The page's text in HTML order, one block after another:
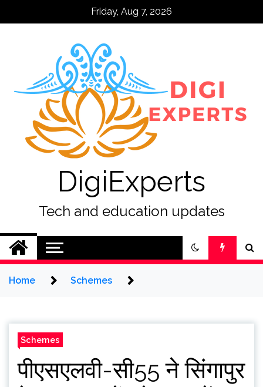
Friday, Aug 7, 2026
DigiExperts
Tech and education updates
Home Schemes
Schemes
पीएसएलवी-सी55 ने सिंगापुर